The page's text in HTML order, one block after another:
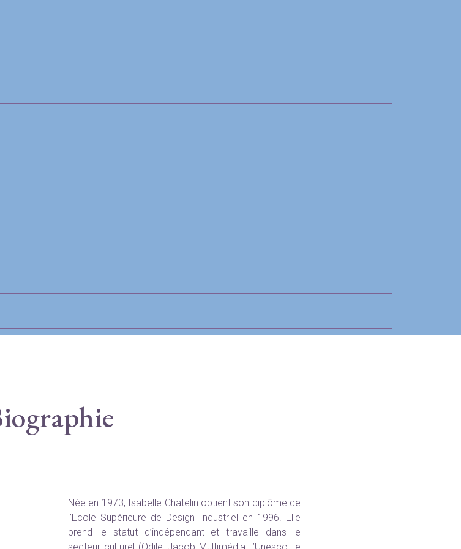
Née en 1973, Isabelle Chatelin obtient son diplôme de
l’Ecole Supérieure de Design Industriel en 1996. Elle
prend le statut d’indépendant et travaille dans le